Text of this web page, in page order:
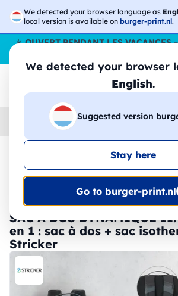
We detected your browser language as
local version is available on burger-print.nl.
We detected your browser
English.
Suggested version
Stay here
Go to burger-print.nl
☀️OUVERT PENDANT LES VACANCES
Accessoires › sacs-a-dos-
🔥 Impression DTF à -30
SAC À DOS DYNAMIQUE
en 1 : sac à dos + sac
Stricker